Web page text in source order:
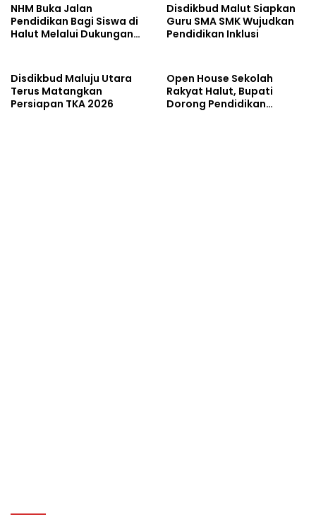
NHM Buka Jalan
Pendidikan Bagi Siswa di
Halut Melalui Dukungan
Disdikbud Malut Siapkan
Guru SMA SMK Wujudkan
Pendidikan Inklusi
Disdikbud Maluju Utara
Terus Matangkan
Persiapan TKA 2026
Open House Sekolah
Rakyat Halut, Bupati
Dorong Pendidikan